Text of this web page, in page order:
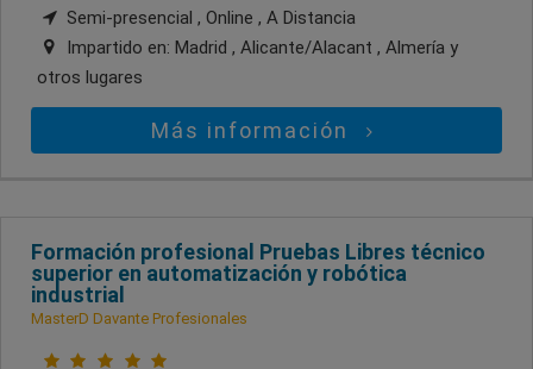
Semi-presencial , Online , A Distancia
Impartido en: Madrid , Alicante/Alacant , Almería y
otros lugares
Más información
Formación profesional Pruebas Libres técnico
superior en automatización y robótica
industrial
MasterD Davante Profesionales